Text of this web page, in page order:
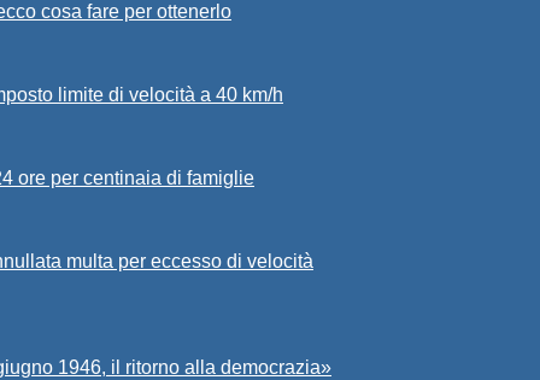
cosa fare per ottenerlo
limite di velocità a 40 km/h
ore per centinaia di famiglie
multa per eccesso di velocità
1946, il ritorno alla democrazia»